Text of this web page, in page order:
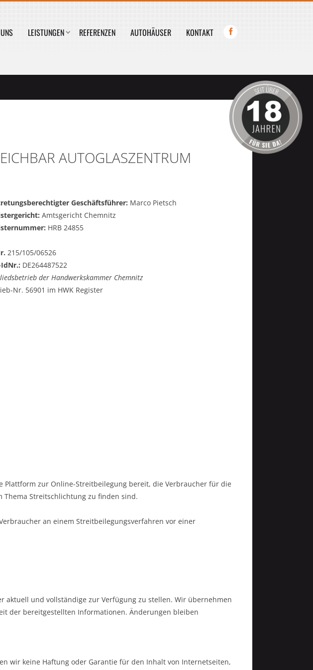
LEISTUNGEN REFERENZEN AUTOHÄUSER KONTAKT
AUTOGLASZENTRUM
Geschäftsführer: Marco Pietsch
Amtsgericht Chemnitz
HRB 24855
215/105/06526
DE264487522
der Handwerkskammer Chemnitz
Nr. 56901 im HWK Register
Plattform zur Online-Streitbeilegung bereit, die Verbraucher für die
Streitschlichtung zu finden sind.
an einem Streitbeilegungsverfahren vor einer
und vollständige zur Verfügung zu stellen. Wir übernehmen
der bereitgestellten Informationen. Änderungen bleiben
wir keine Haftung oder Garantie für den Inhalt von Internetseiten,